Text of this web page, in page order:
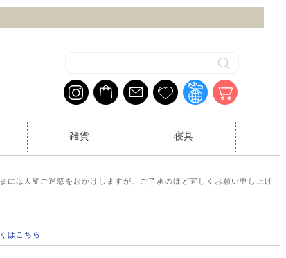
雑貨 寝具
は大変ご迷惑をおかけしますが、ご了承のほど宜しくお願い申し上げ
はこちら